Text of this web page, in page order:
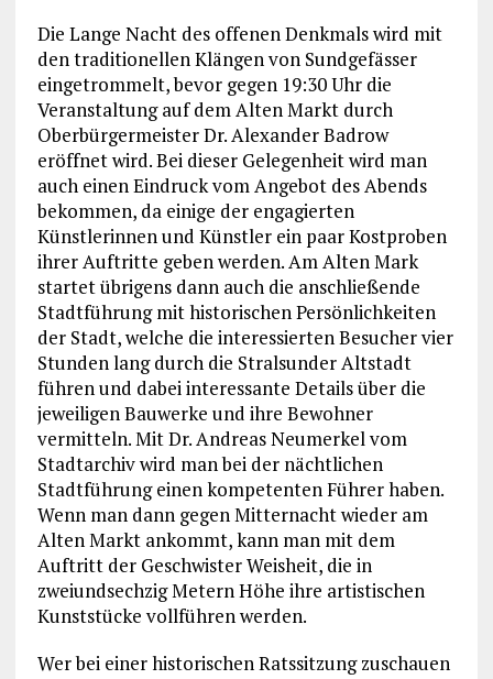
Die Lange Nacht des offenen Denkmals wird mit
den traditionellen Klängen von Sundgefässer
eingetrommelt, bevor gegen 19:30 Uhr die
Veranstaltung auf dem Alten Markt durch
Oberbürgermeister Dr. Alexander Badrow
eröffnet wird. Bei dieser Gelegenheit wird man
auch einen Eindruck vom Angebot des Abends
bekommen, da einige der engagierten
Künstlerinnen und Künstler ein paar Kostproben
ihrer Auftritte geben werden. Am Alten Mark
startet übrigens dann auch die anschließende
Stadtführung mit historischen Persönlichkeiten
der Stadt, welche die interessierten Besucher vier
Stunden lang durch die Stralsunder Altstadt
führen und dabei interessante Details über die
jeweiligen Bauwerke und ihre Bewohner
vermitteln. Mit Dr. Andreas Neumerkel vom
Stadtarchiv wird man bei der nächtlichen
Stadtführung einen kompetenten Führer haben.
Wenn man dann gegen Mitternacht wieder am
Alten Markt ankommt, kann man mit dem
Auftritt der Geschwister Weisheit, die in
zweiundsechzig Metern Höhe ihre artistischen
Kunststücke vollführen werden.
Wer bei einer historischen Ratssitzung zuschauen